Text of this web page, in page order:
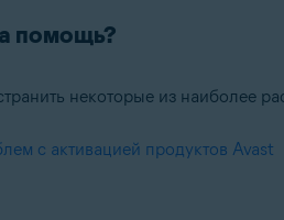
помощь?
некоторые из наиболее
с активацией продуктов Avast